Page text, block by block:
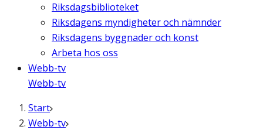
Riksdagsbiblioteket
Riksdagens myndigheter och nämnder
Riksdagens byggnader och konst
Arbeta hos oss
Webb-tv
Webb-tv
Start
Webb-tv